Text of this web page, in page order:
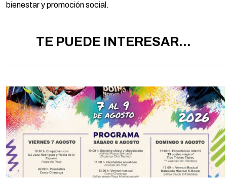
bienestar y promoción social.
TE PUEDE INTERESAR...